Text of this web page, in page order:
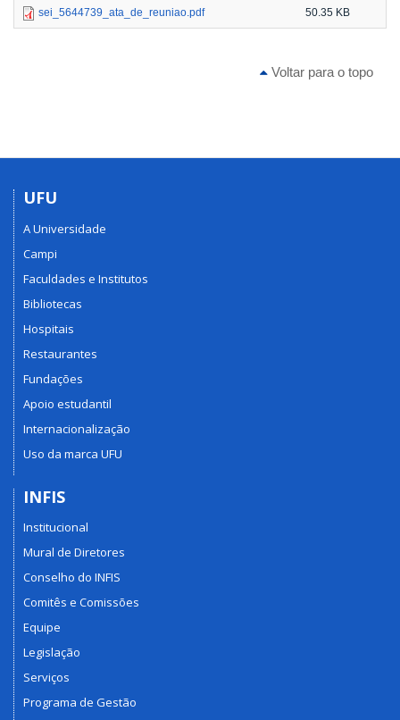
sei_5644739_ata_de_reuniao.pdf 50.35 KB
Voltar para o topo
UFU
A Universidade
Campi
Faculdades e Institutos
Bibliotecas
Hospitais
Restaurantes
Fundações
Apoio estudantil
Internacionalização
Uso da marca UFU
INFIS
Institucional
Mural de Diretores
Conselho do INFIS
Comitês e Comissões
Equipe
Legislação
Serviços
Programa de Gestão